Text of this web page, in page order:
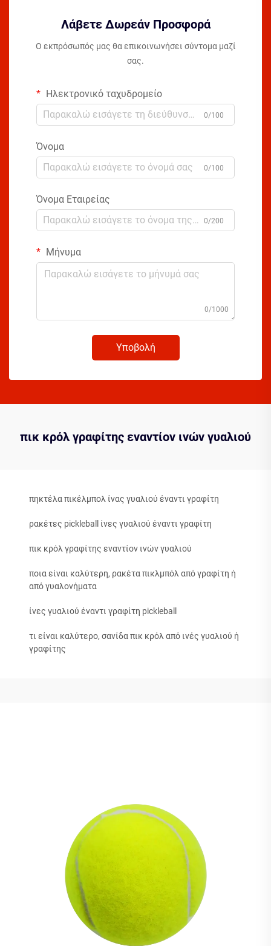
Λάβετε Δωρεάν Προσφορά
Ο εκπρόσωπός μας θα επικοινωνήσει σύντομα μαζί
σας.
Ηλεκτρονικό ταχυδρομείο
0/100
Όνομα
0/100
Όνομα Εταιρείας
0/200
Μήνυμα
0/1000
Υποβολή
πικ κρόλ γραφίτης εναντίον ινών γυαλιού
πηκτέλα πικέλμπολ ίνας γυαλιού έναντι γραφίτη
ρακέτες pickleball ίνες γυαλιού έναντι γραφίτη
πικ κρόλ γραφίτης εναντίον ινών γυαλιού
ποια είναι καλύτερη, ρακέτα πικλμπόλ από γραφίτη ή
από γυαλονήματα
ίνες γυαλιού έναντι γραφίτη pickleball
τι είναι καλύτερο, σανίδα πικ κρόλ από ινές γυαλιού ή
γραφίτης